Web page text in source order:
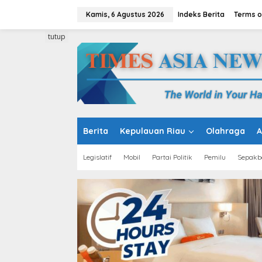
Kamis, 6 Agustus 2026 Indeks Berita Terms
Berita Kepulauan Riau Olahraga
Legislatif Mobil Partai Politik Pemilu
tutup